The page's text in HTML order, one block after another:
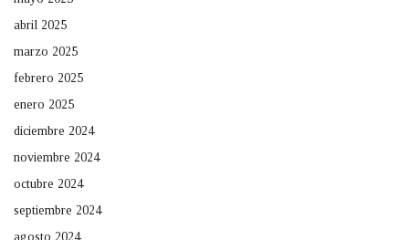
abril 2025
marzo 2025
febrero 2025
enero 2025
diciembre 2024
noviembre 2024
octubre 2024
septiembre 2024
agosto 2024